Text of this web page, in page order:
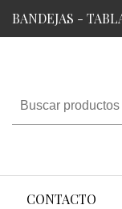
BANDEJAS -
CONTACTO